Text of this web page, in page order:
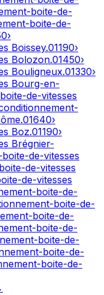
boite-de-
boite-de-
›
Boissey.01190›
Bolozon.01450›
Bouligneux.01330›
Bourg-en-
de-vitesses
.01640›
Boz.01190›
Brégnier-
de-vitesses
de-vitesses
de-vitesses
boite-de-
boite-de-
boite-de-
boite-de-
boite-de-
boite-de-
boite-de-